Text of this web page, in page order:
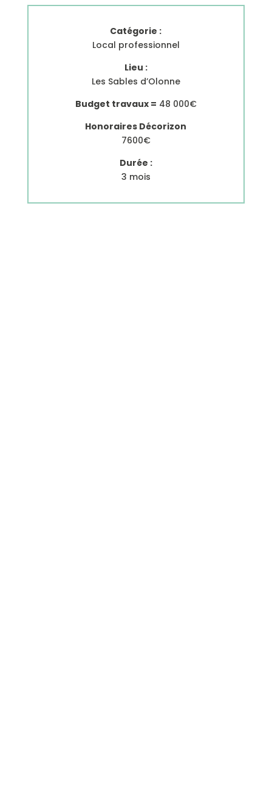
Catégorie :
Local professionnel
Lieu :
Les Sables d’Olonne
Budget travaux = 48 000€
Honoraires Décorizon
7600€
Durée :
3 mois